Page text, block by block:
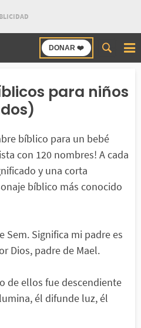
DONAR ❤️
para niños
bíblico para un bebé
con 120 nombres! A cada
y una corta
bíblico más conocido
Sem. Significa mi padre es
Dios, padre de Mael.
de ellos fue descendiente
él difunde luz, él